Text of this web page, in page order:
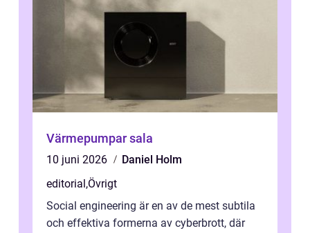
Värmepumpar sala
10 juni 2026
Daniel Holm
editorial,Övrigt
Social engineering är en av de mest subtila
och effektiva formerna av cyberbrott, där